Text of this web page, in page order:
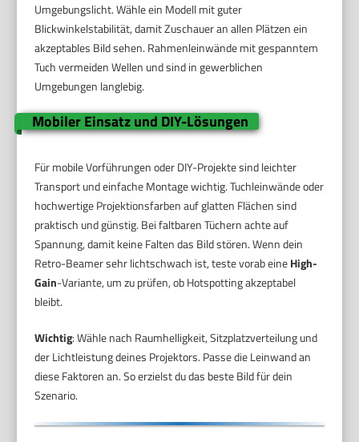
Umgebungslicht. Wähle ein Modell mit guter
Blickwinkelstabilität, damit Zuschauer an allen Plätzen ein
akzeptables Bild sehen. Rahmenleinwände mit gespanntem
Tuch vermeiden Wellen und sind in gewerblichen
Umgebungen langlebig.
Mobiler Einsatz und DIY-Lösungen
Für mobile Vorführungen oder DIY-Projekte sind leichter
Transport und einfache Montage wichtig. Tuchleinwände oder
hochwertige Projektionsfarben auf glatten Flächen sind
praktisch und günstig. Bei faltbaren Tüchern achte auf
Spannung, damit keine Falten das Bild stören. Wenn dein
Retro-Beamer sehr lichtschwach ist, teste vorab eineHigh-
Gain-Variante, um zu prüfen, ob Hotspotting akzeptabel
bleibt.
Wichtig: Wähle nach Raumhelligkeit, Sitzplatzverteilung und
der Lichtleistung deines Projektors. Passe die Leinwand an
diese Faktoren an. So erzielst du das beste Bild für dein
Szenario.